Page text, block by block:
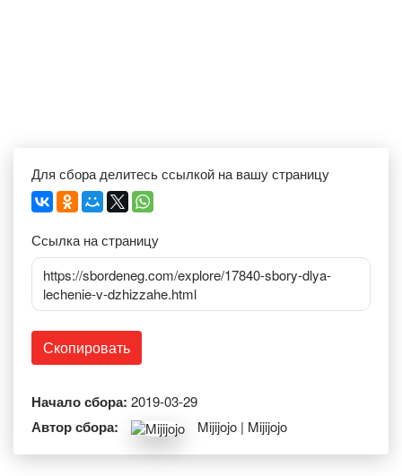
Для сбора делитесь ссылкой на вашу страницу
Ссылка на страницу
https://sbordeneg.com/explore/17840-sbory-dlya-
lechenie-v-dzhizzahe.html
Скопировать
Начало сбора: 2019-03-29
Автор сбора: Mijijojo | Mijijojo